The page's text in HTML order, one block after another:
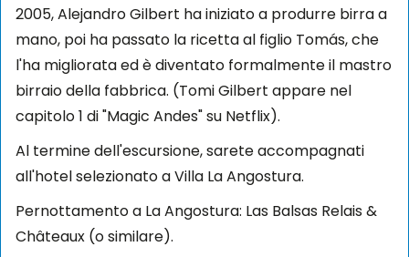
2005, Alejandro Gilbert ha iniziato a produrre birra a
mano, poi ha passato la ricetta al figlio Tomás, che
l'ha migliorata ed è diventato formalmente il mastro
birraio della fabbrica. (Tomi Gilbert appare nel
capitolo 1 di "Magic Andes" su Netflix).
Al termine dell'escursione, sarete accompagnati
all'hotel selezionato a Villa La Angostura.
Pernottamento a La Angostura: Las Balsas Relais &
Châteaux (o similare).